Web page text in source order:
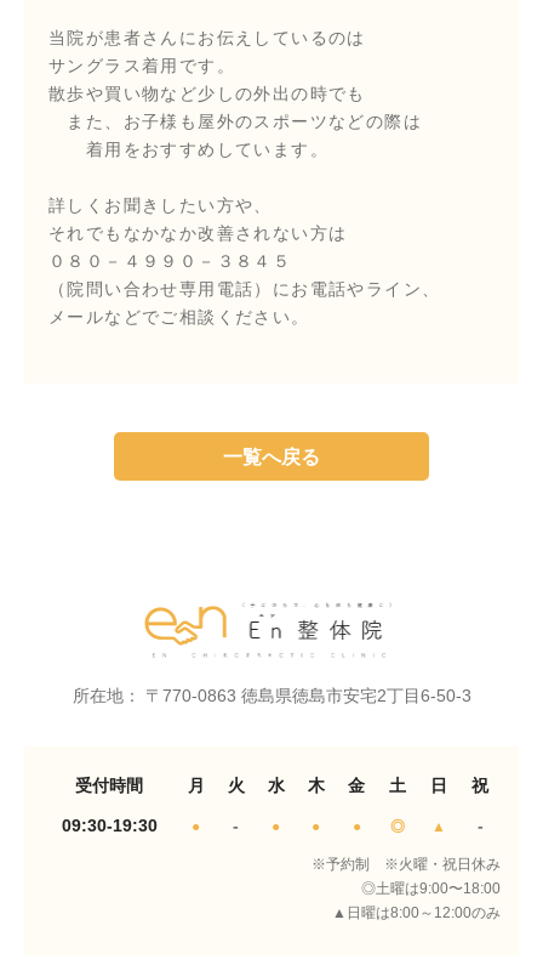
当院が患者さんにお伝えしているのは
サングラス着用です。
散歩や買い物など少しの外出の時でも
また、お子様も屋外のスポーツなどの際は
着用をおすすめしています。
詳しくお聞きしたい方や、
それでもなかなか改善されない方は
０８０－４９９０－３８４５
（院問い合わせ専用電話）にお電話やライン、
メールなどでご相談ください。
一覧へ戻る
所在地： 〒770-0863 徳島県徳島市安宅2丁目6-50-3
受付時間 月 火 水 木 金 土 日 祝
09:30-19:30 ● - ● ● ● ◎ ▲ -
※予約制 ※火曜・祝日休み
◎土曜は9:00〜18:00
▲日曜は8:00～12:00のみ